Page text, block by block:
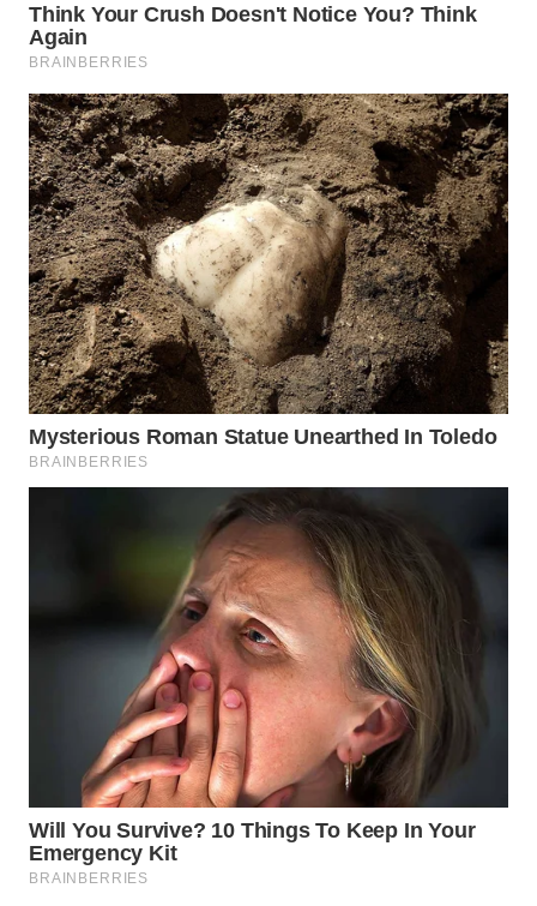
WN
PRIANGAN
WN
SEMARANG
WN
SOLO
WN
BOROBUDUR
WN
MADURA
WN
MANDALIKA
WN
LIKUPANG